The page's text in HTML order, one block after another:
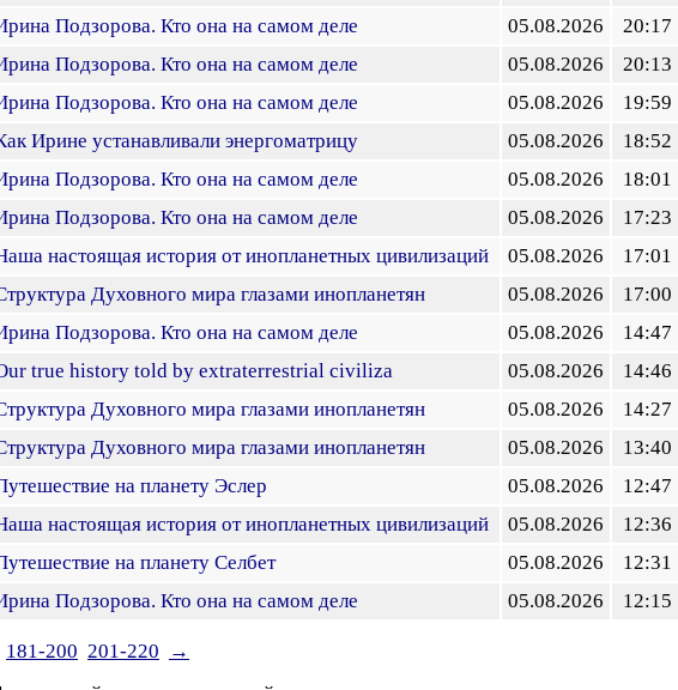
Подзорова. Кто она на самом деле 05.08.2026 20:17
Подзорова. Кто она на самом деле 05.08.2026 20:13
Подзорова. Кто она на самом деле 05.08.2026 19:59
Ирине устанавливали энергоматрицу 05.08.2026 18:52
Подзорова. Кто она на самом деле 05.08.2026 18:01
Подзорова. Кто она на самом деле 05.08.2026 17:23
настоящая история от инопланетных цивилизаций 05.08.2026 17:01
Духовного мира глазами инопланетян 05.08.2026 17:00
Подзорова. Кто она на самом деле 05.08.2026 14:47
true history told by extraterrestrial civiliza 05.08.2026 14:46
Духовного мира глазами инопланетян 05.08.2026 14:27
Духовного мира глазами инопланетян 05.08.2026 13:40
на планету Эслер 05.08.2026 12:47
настоящая история от инопланетных цивилизаций 05.08.2026 12:36
на планету Селбет 05.08.2026 12:31
Подзорова. Кто она на самом деле 05.08.2026 12:15
181-200 201-220
→